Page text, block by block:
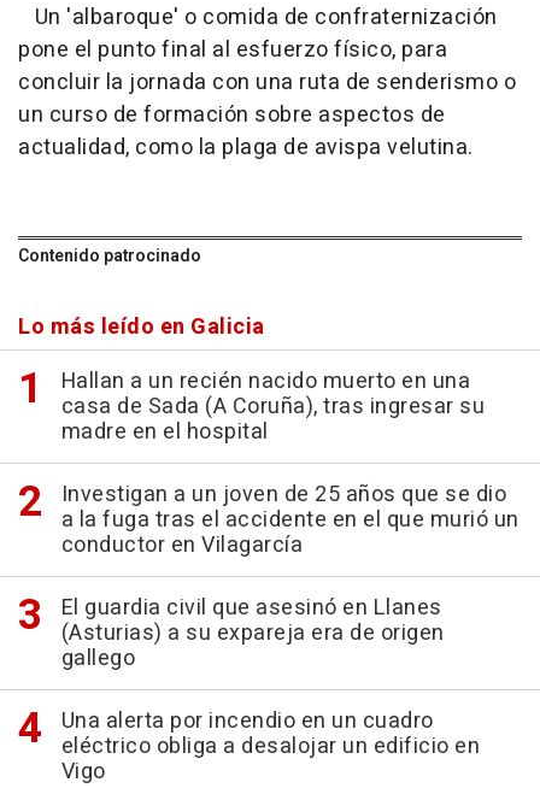
Un 'albaroque' o comida de confraternización
pone el punto final al esfuerzo físico, para
concluir la jornada con una ruta de senderismo o
un curso de formación sobre aspectos de
actualidad, como la plaga de avispa velutina.
Contenido patrocinado
Lo más leído en Galicia
Hallan a un recién nacido muerto en una
casa de Sada (A Coruña), tras ingresar su
madre en el hospital
Investigan a un joven de 25 años que se dio
a la fuga tras el accidente en el que murió un
conductor en Vilagarcía
El guardia civil que asesinó en Llanes
(Asturias) a su expareja era de origen
gallego
Una alerta por incendio en un cuadro
eléctrico obliga a desalojar un edificio en
Vigo